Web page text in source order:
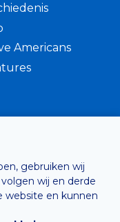
gebruiken wij
wij en derde
website en kunnen
Americans